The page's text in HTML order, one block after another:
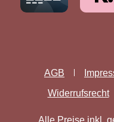
AGB
Widerrufsrecht
Alle Preise inkl.